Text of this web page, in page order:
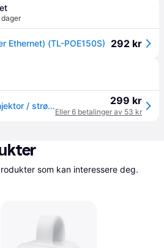
dager
Ethernet) (TL-POE150S) 292 kr
TP-Link POE150S PoE-injektor / strømadapter via RJ-45 / 48 V for IP-kamera og aksesspunkt 299 kr
Eller 6 betalinger av 53 kr